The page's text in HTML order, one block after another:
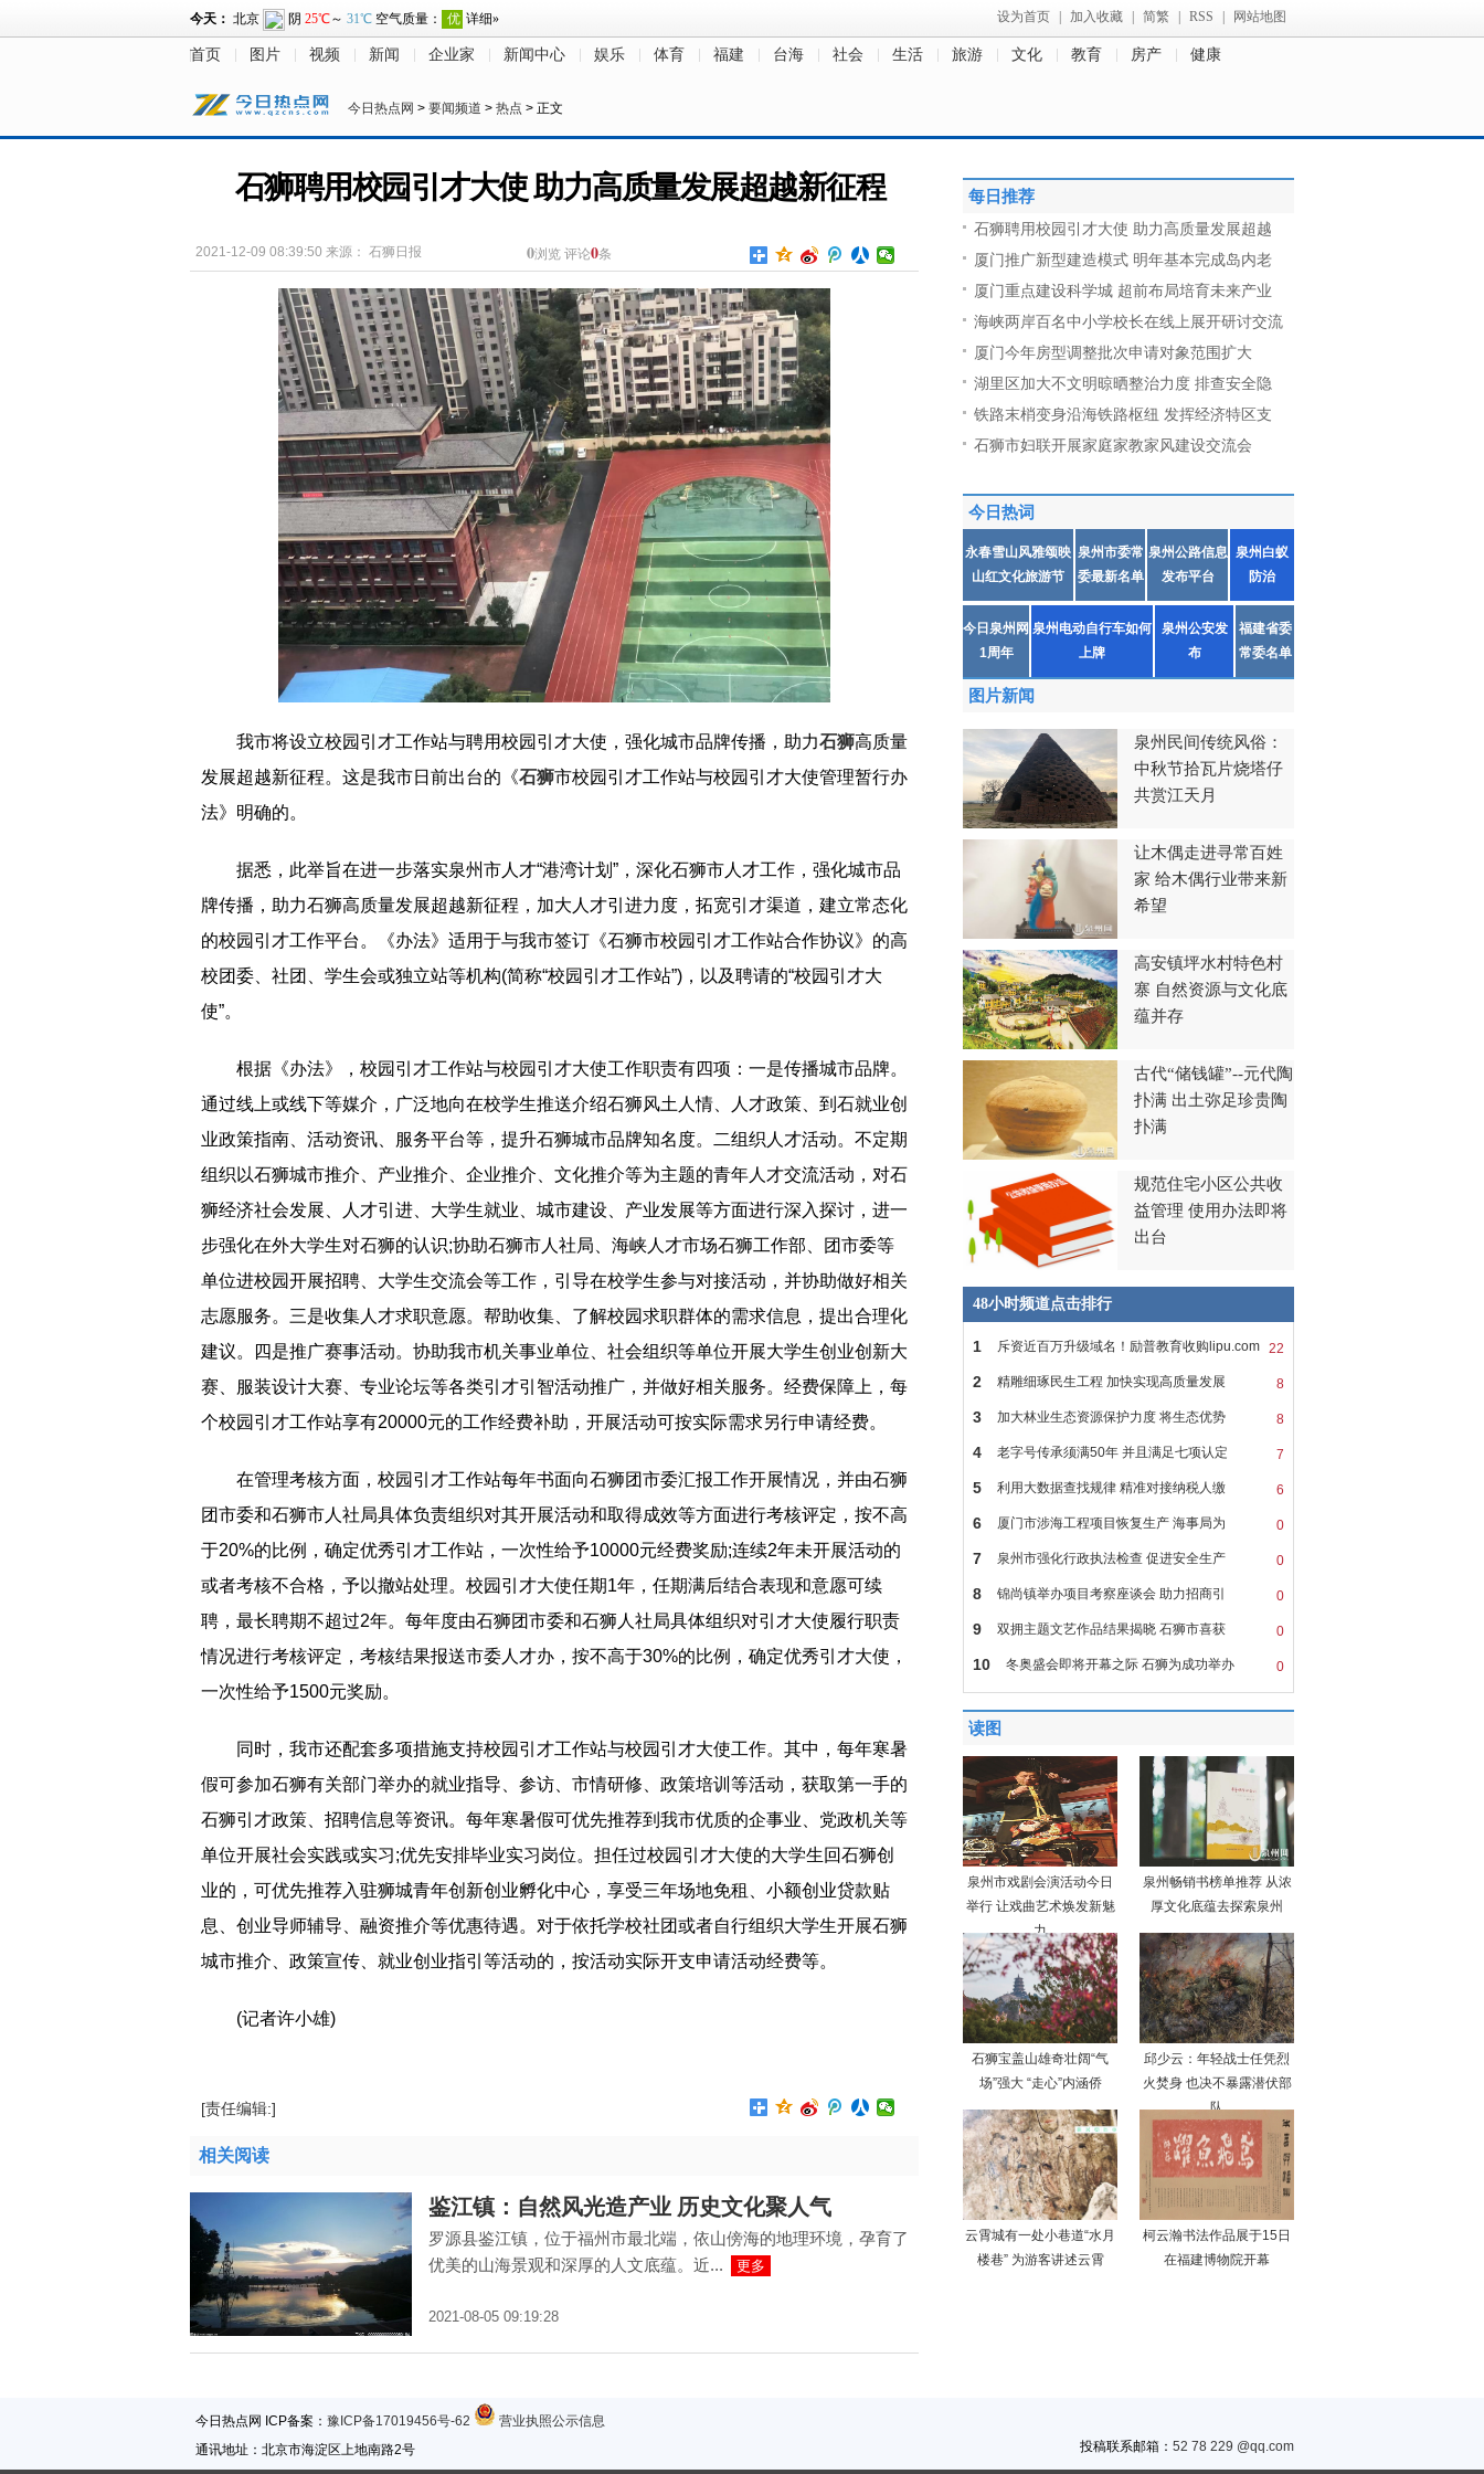
设为首页 加入收藏 简繁 RSS 网站地图
首页 图片 视频 新闻 企业家 新闻中心 娱乐 体育 福建 台海 社会 生活 旅游 文化 教育 房产 健康
今日热点网 > 要闻频道 > 热点 > 正文
石狮聘用校园引才大使 助力高质量发展超越新征程
2021-12-09 08:39:50 来源： 石狮日报 0浏览 评论0条
我市将设立校园引才工作站与聘用校园引才大使，强化城市品牌传播，助力石狮高质量
发展超越新征程。这是我市日前出台的《石狮市校园引才工作站与校园引才大使管理暂行办
法》明确的。
据悉，此举旨在进一步落实泉州市人才“港湾计划”，深化石狮市人才工作，强化城市品
牌传播，助力石狮高质量发展超越新征程，加大人才引进力度，拓宽引才渠道，建立常态化
的校园引才工作平台。《办法》适用于与我市签订《石狮市校园引才工作站合作协议》的高
校团委、社团、学生会或独立站等机构(简称“校园引才工作站”)，以及聘请的“校园引才大
使”。
根据《办法》，校园引才工作站与校园引才大使工作职责有四项：一是传播城市品牌。
通过线上或线下等媒介，广泛地向在校学生推送介绍石狮风土人情、人才政策、到石就业创
业政策指南、活动资讯、服务平台等，提升石狮城市品牌知名度。二组织人才活动。不定期
组织以石狮城市推介、产业推介、企业推介、文化推介等为主题的青年人才交流活动，对石
狮经济社会发展、人才引进、大学生就业、城市建设、产业发展等方面进行深入探讨，进一
步强化在外大学生对石狮的认识;协助石狮市人社局、海峡人才市场石狮工作部、团市委等
单位进校园开展招聘、大学生交流会等工作，引导在校学生参与对接活动，并协助做好相关
志愿服务。三是收集人才求职意愿。帮助收集、了解校园求职群体的需求信息，提出合理化
建议。四是推广赛事活动。协助我市机关事业单位、社会组织等单位开展大学生创业创新大
赛、服装设计大赛、专业论坛等各类引才引智活动推广，并做好相关服务。经费保障上，每
个校园引才工作站享有20000元的工作经费补助，开展活动可按实际需求另行申请经费。
在管理考核方面，校园引才工作站每年书面向石狮团市委汇报工作开展情况，并由石狮
团市委和石狮市人社局具体负责组织对其开展活动和取得成效等方面进行考核评定，按不高
于20%的比例，确定优秀引才工作站，一次性给予10000元经费奖励;连续2年未开展活动的
或者考核不合格，予以撤站处理。校园引才大使任期1年，任期满后结合表现和意愿可续
聘，最长聘期不超过2年。每年度由石狮团市委和石狮人社局具体组织对引才大使履行职责
情况进行考核评定，考核结果报送市委人才办，按不高于30%的比例，确定优秀引才大使，
一次性给予1500元奖励。
同时，我市还配套多项措施支持校园引才工作站与校园引才大使工作。其中，每年寒暑
假可参加石狮有关部门举办的就业指导、参访、市情研修、政策培训等活动，获取第一手的
石狮引才政策、招聘信息等资讯。每年寒暑假可优先推荐到我市优质的企事业、党政机关等
单位开展社会实践或实习;优先安排毕业实习岗位。担任过校园引才大使的大学生回石狮创
业的，可优先推荐入驻狮城青年创新创业孵化中心，享受三年场地免租、小额创业贷款贴
息、创业导师辅导、融资推介等优惠待遇。对于依托学校社团或者自行组织大学生开展石狮
城市推介、政策宣传、就业创业指引等活动的，按活动实际开支申请活动经费等。
(记者许小雄)
[责任编辑:]
相关阅读
鉴江镇：自然风光造产业 历史文化聚人气
罗源县鉴江镇，位于福州市最北端，依山傍海的地理环境，孕育了
优美的山海景观和深厚的人文底蕴。近...
更多
2021-08-05 09:19:28
每日推荐
石狮聘用校园引才大使 助力高质量发展超越
厦门推广新型建造模式 明年基本完成岛内老
厦门重点建设科学城 超前布局培育未来产业
海峡两岸百名中小学校长在线上展开研讨交流
厦门今年房型调整批次申请对象范围扩大
湖里区加大不文明晾晒整治力度 排查安全隐
铁路末梢变身沿海铁路枢纽 发挥经济特区支
石狮市妇联开展家庭家教家风建设交流会
今日热词
永春雪山风雅颂映
山红文化旅游节
泉州市委常
委最新名单
泉州公路信息
发布平台
泉州白蚁
防治
今日泉州网
1周年
泉州电动自行车如何
上牌
泉州公安发
布
福建省委
常委名单
图片新闻
泉州民间传统风俗：
中秋节拾瓦片烧塔仔
共赏江天月
让木偶走进寻常百姓
家 给木偶行业带来新
希望
高安镇坪水村特色村
寨 自然资源与文化底
蕴并存
古代“储钱罐”--元代陶
扑满 出土弥足珍贵陶
扑满
规范住宅小区公共收
益管理 使用办法即将
出台
48小时频道点击排行
22
1 斥资近百万升级域名！励普教育收购lipu.com
8
2 精雕细琢民生工程 加快实现高质量发展
8
3 加大林业生态资源保护力度 将生态优势
7
4 老字号传承须满50年 并且满足七项认定
6
5 利用大数据查找规律 精准对接纳税人缴
0
6 厦门市涉海工程项目恢复生产 海事局为
0
7 泉州市强化行政执法检查 促进安全生产
0
8 锦尚镇举办项目考察座谈会 助力招商引
0
9 双拥主题文艺作品结果揭晓 石狮市喜获
0
10 冬奥盛会即将开幕之际 石狮为成功举办
读图
泉州市戏剧会演活动今日
举行 让戏曲艺术焕发新魅
力
泉州畅销书榜单推荐 从浓
厚文化底蕴去探索泉州
石狮宝盖山雄奇壮阔“气
场”强大 “走心”内涵侨
邱少云：年轻战士任凭烈
火焚身 也决不暴露潜伏部
队
云霄城有一处小巷道“水月
楼巷” 为游客讲述云霄
柯云瀚书法作品展于15日
在福建博物院开幕
投稿联系邮箱： 52 78 229 @qq.com
今日热点网 ICP备案： 豫ICP备17019456号-62
营业执照公示信息
通讯地址：北京市海淀区上地南路2号